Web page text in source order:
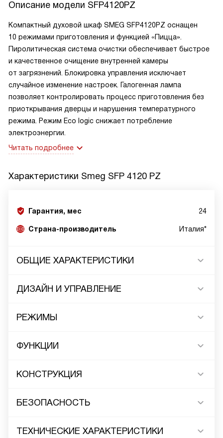
Описание модели SFP4120PZ
Компактный духовой шкаф SMEG SFP4120PZ оснащен
10 режимами приготовления и функцией «Пицца».
Пиролитическая система очистки обеспечивает быстрое
и качественное очищение внутренней камеры
от загрязнений. Блокировка управления исключает
случайное изменение настроек. Галогенная лампа
позволяет контролировать процесс приготовления без
приоткрывания дверцы и нарушения температурного
режима. Режим Eco logic снижает потребление
электроэнергии.
Читать подробнее
Характеристики Smeg SFP 4120 PZ
Гарантия, мес 24
Страна-производитель Италия*
ОБЩИЕ ХАРАКТЕРИСТИКИ
ДИЗАЙН И УПРАВЛЕНИЕ
РЕЖИМЫ
ФУНКЦИИ
КОНСТРУКЦИЯ
БЕЗОПАСНОСТЬ
ТЕХНИЧЕСКИЕ ХАРАКТЕРИСТИКИ